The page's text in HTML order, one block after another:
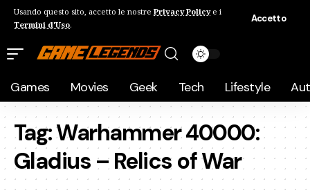
Usando questo sito, accetto le nostre Privacy Policye i
Termini d'Uso.
Accetto
Games Movies Geek Tech Lifestyle
Tag:Warhammer 40000:
Gladius – Relics of War